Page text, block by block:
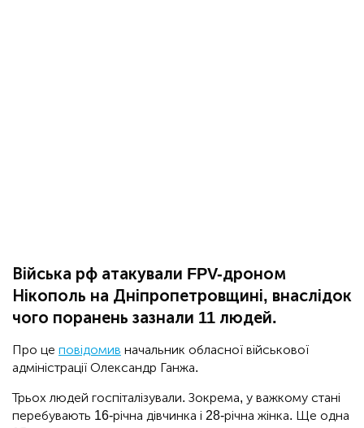
Війська рф атакували FPV-дроном
Нікополь на Дніпропетровщині, внаслідок
чого поранень зазнали 11 людей.
Про це повідомив начальник обласної військової
адміністрації Олександр Ганжа.
Трьох людей госпіталізували. Зокрема, у важкому стані
перебувають 16-річна дівчинка і 28-річна жінка. Ще одна